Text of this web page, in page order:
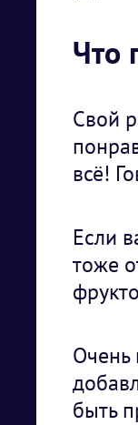
Что
Свой
всё!
Если
тоже
Очень
быть